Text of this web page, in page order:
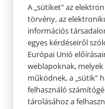
A „sütiket" az
törvény, az
információs
egyes kérdéseiről
Európai Unió
weblapoknak,
működnek, a „sütik"
felhasználó
tárolásához a